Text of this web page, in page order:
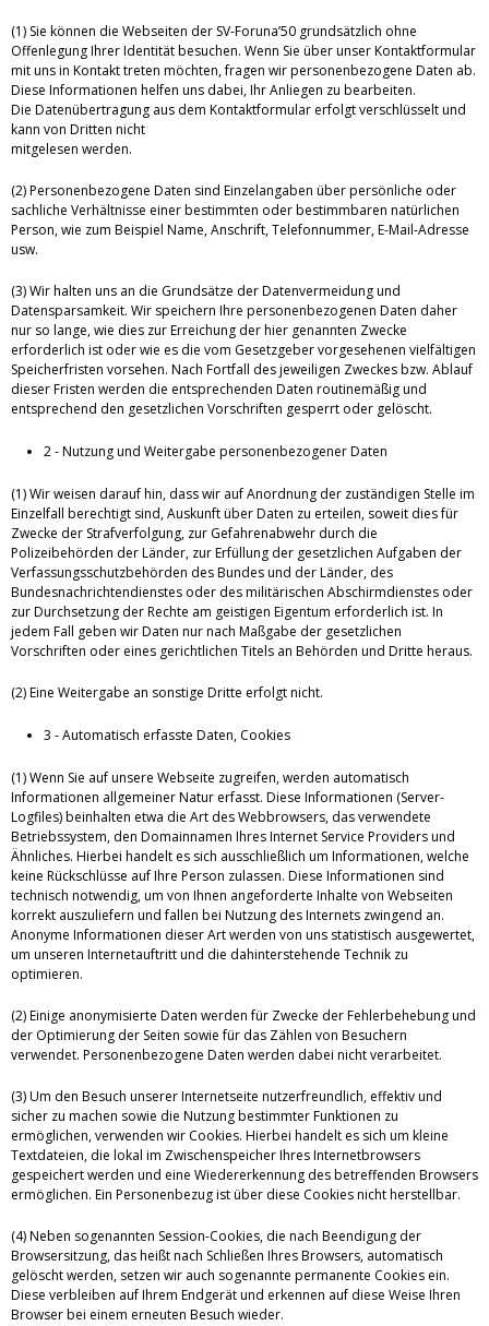
(1) Sie können die Webseiten der SV-Foruna’50 grundsätzlich ohne
Offenlegung Ihrer Identität besuchen. Wenn Sie über unser Kontaktformular
mit uns in Kontakt treten möchten, fragen wir personenbezogene Daten ab.
Diese Informationen helfen uns dabei, Ihr Anliegen zu bearbeiten.
Die Datenübertragung aus dem Kontaktformular erfolgt verschlüsselt und
kann von Dritten nicht
mitgelesen werden.
(2) Personenbezogene Daten sind Einzelangaben über persönliche oder
sachliche Verhältnisse einer bestimmten oder bestimmbaren natürlichen
Person, wie zum Beispiel Name, Anschrift, Telefonnummer, E-Mail-Adresse
usw.
(3) Wir halten uns an die Grundsätze der Datenvermeidung und
Datensparsamkeit. Wir speichern Ihre personenbezogenen Daten daher
nur so lange, wie dies zur Erreichung der hier genannten Zwecke
erforderlich ist oder wie es die vom Gesetzgeber vorgesehenen vielfältigen
Speicherfristen vorsehen. Nach Fortfall des jeweiligen Zweckes bzw. Ablauf
dieser Fristen werden die entsprechenden Daten routinemäßig und
entsprechend den gesetzlichen Vorschriften gesperrt oder gelöscht.
2 - Nutzung und Weitergabe personenbezogener Daten
(1) Wir weisen darauf hin, dass wir auf Anordnung der zuständigen Stelle im
Einzelfall berechtigt sind, Auskunft über Daten zu erteilen, soweit dies für
Zwecke der Strafverfolgung, zur Gefahrenabwehr durch die
Polizeibehörden der Länder, zur Erfüllung der gesetzlichen Aufgaben der
Verfassungsschutzbehörden des Bundes und der Länder, des
Bundesnachrichtendienstes oder des militärischen Abschirmdienstes oder
zur Durchsetzung der Rechte am geistigen Eigentum erforderlich ist. In
jedem Fall geben wir Daten nur nach Maßgabe der gesetzlichen
Vorschriften oder eines gerichtlichen Titels an Behörden und Dritte heraus.
(2) Eine Weitergabe an sonstige Dritte erfolgt nicht.
3 - Automatisch erfasste Daten, Cookies
(1) Wenn Sie auf unsere Webseite zugreifen, werden automatisch
Informationen allgemeiner Natur erfasst. Diese Informationen (Server-
Logfiles) beinhalten etwa die Art des Webbrowsers, das verwendete
Betriebssystem, den Domainnamen Ihres Internet Service Providers und
Ähnliches. Hierbei handelt es sich ausschließlich um Informationen, welche
keine Rückschlüsse auf Ihre Person zulassen. Diese Informationen sind
technisch notwendig, um von Ihnen angeforderte Inhalte von Webseiten
korrekt auszuliefern und fallen bei Nutzung des Internets zwingend an.
Anonyme Informationen dieser Art werden von uns statistisch ausgewertet,
um unseren Internetauftritt und die dahinterstehende Technik zu
optimieren.
(2) Einige anonymisierte Daten werden für Zwecke der Fehlerbehebung und
der Optimierung der Seiten sowie für das Zählen von Besuchern
verwendet. Personenbezogene Daten werden dabei nicht verarbeitet.
(3) Um den Besuch unserer Internetseite nutzerfreundlich, effektiv und
sicher zu machen sowie die Nutzung bestimmter Funktionen zu
ermöglichen, verwenden wir Cookies. Hierbei handelt es sich um kleine
Textdateien, die lokal im Zwischenspeicher Ihres Internetbrowsers
gespeichert werden und eine Wiedererkennung des betreffenden Browsers
ermöglichen. Ein Personenbezug ist über diese Cookies nicht herstellbar.
(4) Neben sogenannten Session-Cookies, die nach Beendigung der
Browsersitzung, das heißt nach Schließen Ihres Browsers, automatisch
gelöscht werden, setzen wir auch sogenannte permanente Cookies ein.
Diese verbleiben auf Ihrem Endgerät und erkennen auf diese Weise Ihren
Browser bei einem erneuten Besuch wieder.